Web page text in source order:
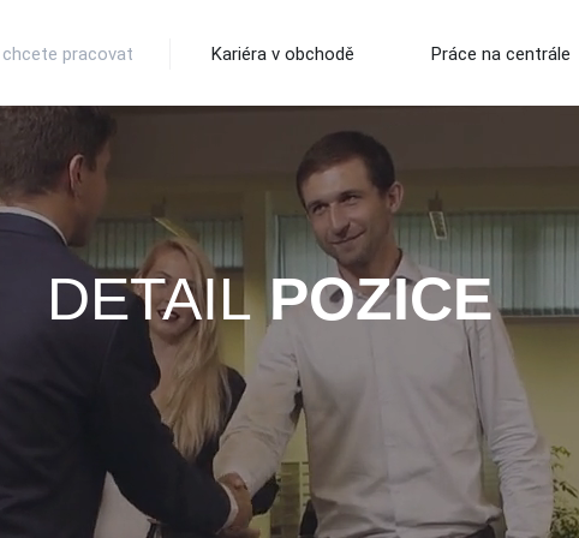
chcete pracovat Kariéra v obchodě Práce na centrále
DETAILPOZICE